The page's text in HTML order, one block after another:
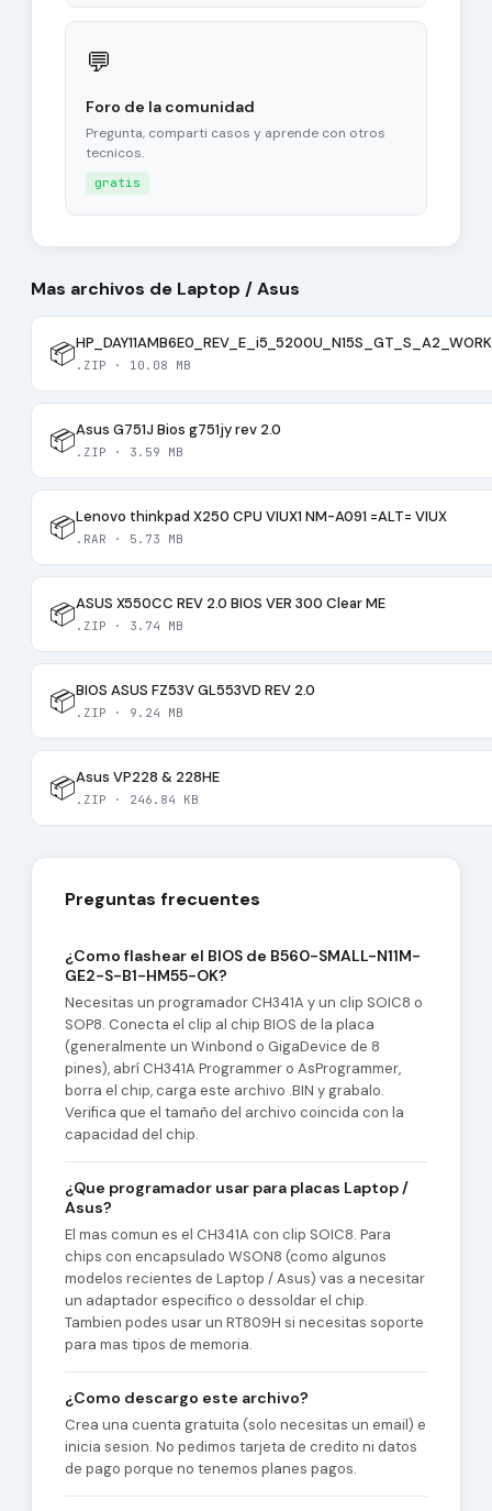
💬
Foro de la comunidad
Pregunta, comparti casos y aprende con otros
tecnicos.
gratis
Mas archivos de Laptop / Asus
📦 .ZIP · 10.08 MB
📦Asus G751J Bios g751jy rev 2.0
.ZIP · 3.59 MB
📦Lenovo thinkpad X250 CPU VIUX1 NM-A091 =ALT= VIUX
.RAR · 5.73 MB
📦ASUS X550CC REV 2.0 BIOS VER 300 Clear ME
.ZIP · 3.74 MB
📦BIOS ASUS FZ53V GL553VD REV 2.0
.ZIP · 9.24 MB
📦Asus VP228 & 228HE
.ZIP · 246.84 KB
Preguntas frecuentes
¿Como flashear el BIOS de B560-SMALL-N11M-
GE2-S-B1-HM55-OK?
Necesitas un programador CH341A y un clip SOIC8 o
SOP8. Conecta el clip al chip BIOS de la placa
(generalmente un Winbond o GigaDevice de 8
pines), abrí CH341A Programmer o AsProgrammer,
borra el chip, carga este archivo .BIN y grabalo.
Verifica que el tamaño del archivo coincida con la
capacidad del chip.
¿Que programador usar para placas Laptop /
Asus?
El mas comun es el CH341A con clip SOIC8. Para
chips con encapsulado WSON8 (como algunos
modelos recientes de Laptop / Asus) vas a necesitar
un adaptador especifico o dessoldar el chip.
Tambien podes usar un RT809H si necesitas soporte
para mas tipos de memoria.
¿Como descargo este archivo?
Crea una cuenta gratuita (solo necesitas un email) e
inicia sesion. No pedimos tarjeta de credito ni datos
de pago porque no tenemos planes pagos.